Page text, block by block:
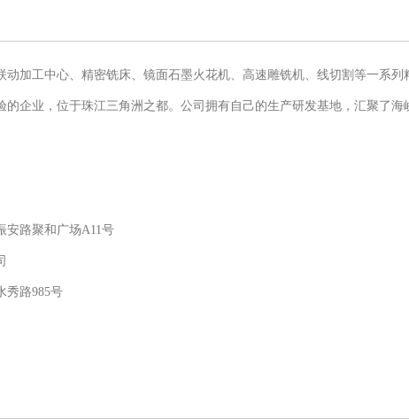
加工中心、精密铣床、镜面石墨火花机、高速雕铣机、线切割等一系列
企业，位于珠江三角洲之都。公司拥有自己的生产研发基地，汇聚了
安路聚和广场A11号
秀路985号